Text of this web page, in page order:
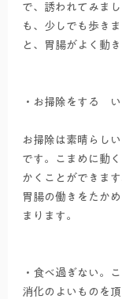
で、誘われてみま
も、少しでも歩き
と、胃腸がよく動
・お掃除をする　
お掃除は素晴らし
です。こまめに動
かくことができま
胃腸の働きをたか
まります。
・食べ過ぎない。
消化のよいものを頂